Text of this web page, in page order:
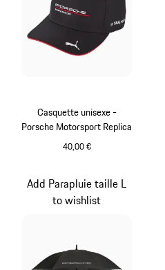
Casquette unisexe -
Porsche Motorsport Replica
40,00 €
Add Parapluie taille L
to wishlist